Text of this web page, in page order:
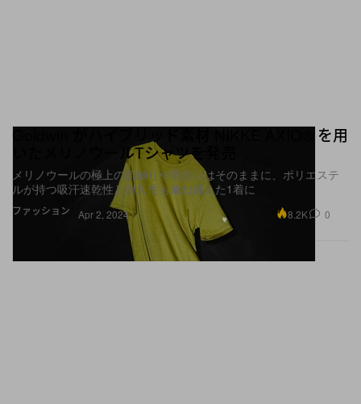
ファッション
Goldwin がハイブリッド素材 NIKKE AXIO®︎ を用
いたメリノウールTシャツを発売
メリノウールの極上の肌触りや風合いはそのままに、ポリエステ
ルが持つ吸汗速乾性と耐久性も兼ね備えた1着に
Apr 2, 2024 8.2K 0